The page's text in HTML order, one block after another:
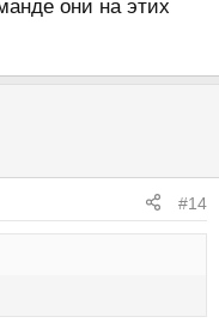
они на этих
#14